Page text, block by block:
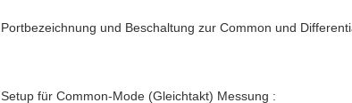
Portbezeichnung und Beschaltung zur Common und
Setup für Common-Mode (Gleichtakt) Messung :